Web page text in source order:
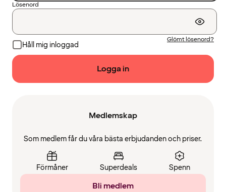
Lösenord
Håll mig inloggad
Glömt lösenord?
Logga in
Medlemskap
Som medlem får du våra bästa erbjudanden och priser.
Förmåner Superdeals Spenn
Bli medlem